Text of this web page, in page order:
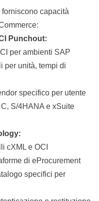
capacità
:
Punchout:
per ambienti SAP
per unità, tempi di
specifico per utente
S/4HANA e xSuite
cXML e OCI
di eProcurement
specifici per